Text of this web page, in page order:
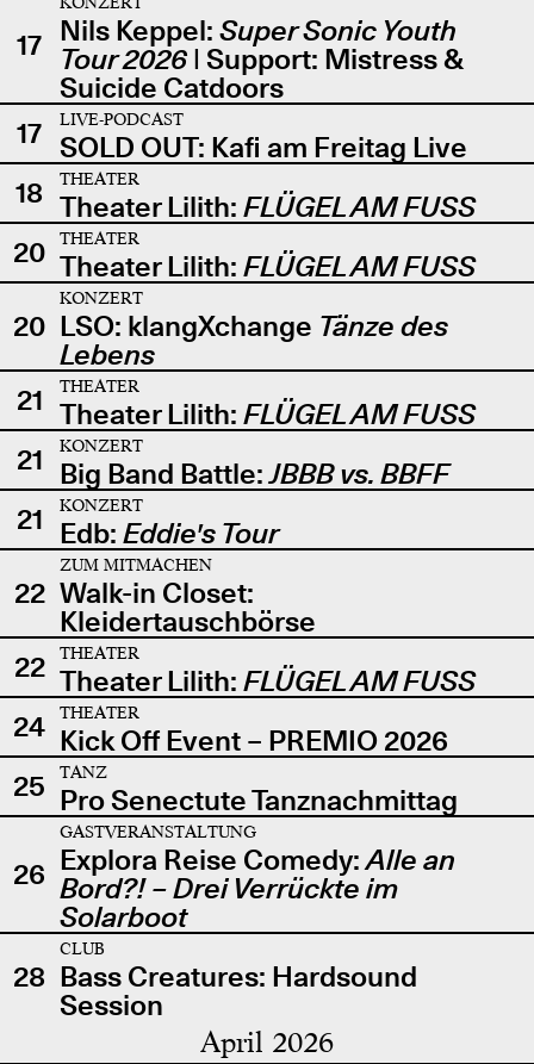
17 Nils Keppel: Super Sonic Youth
Tour 2026| Support: Mistress &
Suicide Catdoors
17
LIVE-PODCAST
SOLD OUT: Kafi am Freitag Live
18
THEATER
Theater Lilith: FLÜGEL AM FUSS
20
THEATER
Theater Lilith: FLÜGEL AM FUSS
20
KONZERT
LSO: klangXchange Tänze des
Lebens
21
THEATER
Theater Lilith: FLÜGEL AM FUSS
21
KONZERT
Big Band Battle:JBBB vs. BBFF
21
KONZERT
Edb: Eddie's Tour
22
ZUM MITMACHEN
Walk-in Closet:
Kleidertauschbörse
22
THEATER
Theater Lilith: FLÜGEL AM FUSS
24
THEATER
Kick Off Event – PREMIO 2026
25
TANZ
Pro Senectute Tanznachmittag
26
GASTVERANSTALTUNG
Explora Reise Comedy:Alle an
Bord?! – Drei Verrückte im
Solarboot
28
CLUB
Bass Creatures: Hardsound
Session
April 2026